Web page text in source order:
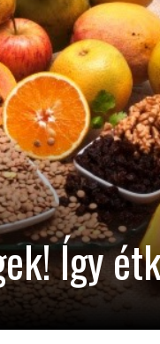
Így